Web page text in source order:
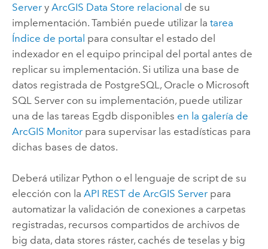
Servery ArcGIS Data Store relacional de su
implementación. También puede utilizar la tarea
Índice de portal para consultar el estado del
indexador en el equipo principal del portal antes de
replicar su implementación. Si utiliza una base de
datos registrada de PostgreSQL , Oracle o Microsoft
SQL Servercon su implementación, puede utilizar
una de las tareas Egdb disponibles en la galería de
ArcGIS Monitorpara supervisar las estadísticas para
dichas bases de datos.
Deberá utilizar Python o el lenguaje de script de su
elección con la API REST de ArcGIS Serverpara
automatizar la validación de conexiones a carpetas
registradas, recursos compartidos de archivos de
big data, data stores ráster, cachés de teselas y big